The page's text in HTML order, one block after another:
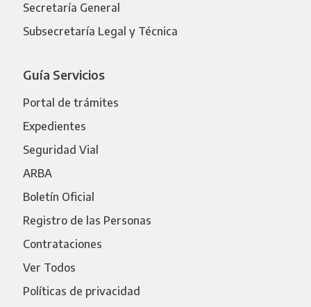
Secretaría General
Subsecretaría Legal y Técnica
Guía Servicios
Portal de trámites
Expedientes
Seguridad Vial
ARBA
Boletín Oficial
Registro de las Personas
Contrataciones
Ver Todos
Políticas de privacidad